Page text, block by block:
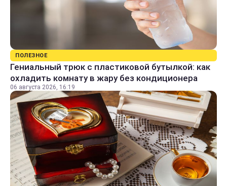
ПОЛЕЗНОЕ
Гениальный трюк с пластиковой бутылкой: как
охладить комнату в жару без кондиционера
06 августа 2026, 16:19